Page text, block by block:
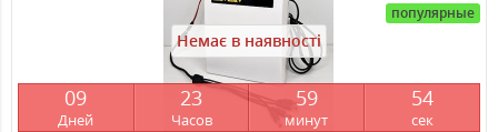
популярные
Немає в наявності
09
Дней
23
Часов
59
минут
54
сек